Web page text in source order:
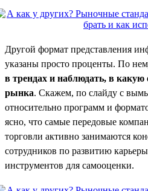
Другой формат представления
указаны просто проценты. По
в трендах и наблюдать, в
рынка. Скажем, по слайду с
относительно программ и
ясно, что самые передовые
торговли активно занимаются
сотрудников по развитию
инструментов для самооценки.